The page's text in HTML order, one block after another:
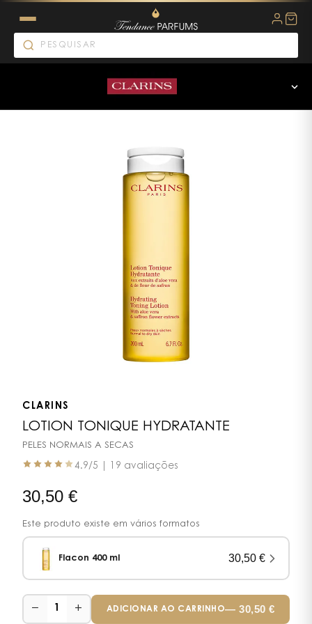
CLARINS
LOTION TONIQUE HYDRATANTE
PELES NORMAIS A SECAS
4.9/5 | 19 avaliações
30,50 €
Este produto existe em vários formatos
Flacon 400 ml 30,50€
− 1 + ADICIONAR AO CARRINHO— 30,50 €